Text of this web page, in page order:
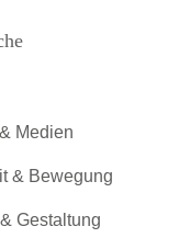
Medien
& Bewegung
Gestaltung